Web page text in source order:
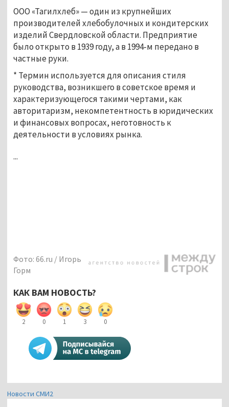
ООО «Тагилхлеб» — один из крупнейших
производителей хлебобулочных и кондитерских
изделий Свердловской области. Предприятие
было открыто в 1939 году, а в 1994-м передано в
частные руки.
* Термин используется для описания стиля
руководства, возникшего в советское время и
характеризующегося такими чертами, как
авторитаризм, некомпетентность в юридических
и финансовых вопросах, неготовность к
деятельности в условиях рынка.
...
Фото: 66.ru / Игорь
Горм
КАК ВАМ НОВОСТЬ?
2 0 1 3 0
Новости СМИ2